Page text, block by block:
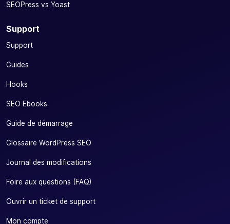
SEOPress vs Yoast
Support
Support
Guides
Hooks
SEO Ebooks
Guide de démarrage
Glossaire WordPress SEO
Journal des modifications
Foire aux questions (FAQ)
Ouvrir un ticket de support
Mon compte